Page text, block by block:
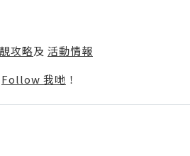
攻略及 活動情報
Follow 我哋 ！